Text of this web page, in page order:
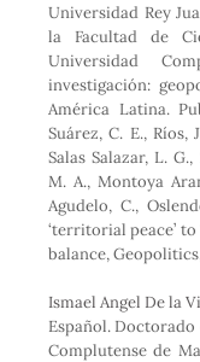
Universidad Rey
la Facultad de
Universidad
investigación:
América Latina.
Suárez, C. E., Ríos,
Salas Salazar, L.
M. A., Montoya
Agudelo, C.,
‘territorial peace’
balance,
Ismael Angel De la
Español.
Complutense de